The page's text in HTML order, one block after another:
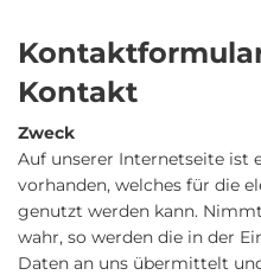
Kontakt
Zweck
Auf unserer Internetseite ist
vorhanden, welches für die
genutzt werden kann.
wahr, so werden die in der
Daten an uns übermittelt